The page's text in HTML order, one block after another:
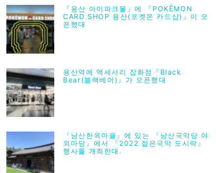
『용산 아이파크몰』에 『POKĒMON
CARD SHOP 용산(포켓몬 카드샵)』이 오
픈했대
용산역에 액세서리 잡화점『Black
Bear(블랙베어)』가 오픈했대
『남산한옥마을』에 있는 『남산국악당 야
외마당』에서 『2022 젊은국악 도시락』
행사를 개최한대.